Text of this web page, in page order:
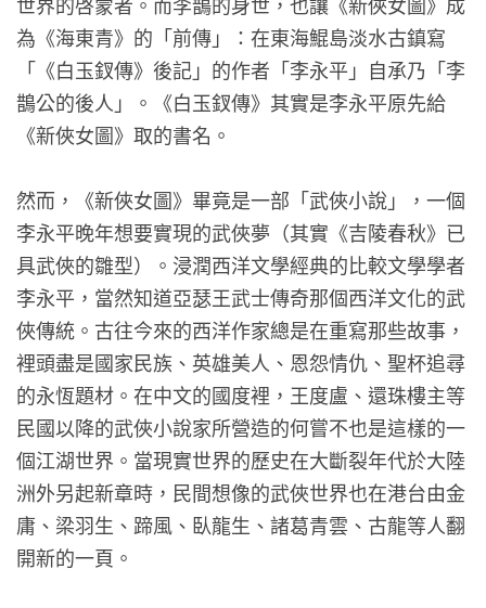
為《海東青》的「前傳」：在東海鯤島淡水古鎮寫
「《白玉釵傳》後記」的作者「李永平」自承乃「李
鵲公的後人」。《白玉釵傳》其實是李永平原先給
《新俠女圖》取的書名。
然而，《新俠女圖》畢竟是一部「武俠小說」，一個
李永平晚年想要實現的武俠夢（其實《吉陵春秋》已
具武俠的雛型）。浸潤西洋文學經典的比較文學學者
李永平，當然知道亞瑟王武士傳奇那個西洋文化的武
俠傳統。古往今來的西洋作家總是在重寫那些故事，
裡頭盡是國家民族、英雄美人、恩怨情仇、聖杯追尋
的永恆題材。在中文的國度裡，王度盧、還珠樓主等
民國以降的武俠小說家所營造的何嘗不也是這樣的一
個江湖世界。當現實世界的歷史在大斷裂年代於大陸
洲外另起新章時，民間想像的武俠世界也在港台由金
庸、梁羽生、蹄風、臥龍生、諸葛青雲、古龍等人翻
開新的一頁。